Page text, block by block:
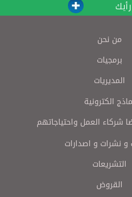
من نحن
برمجيات
المديريات
الكترونية
شركاء العمل واحتياجاتهم
و نشرات و اصدارات
التشريعات
القروض